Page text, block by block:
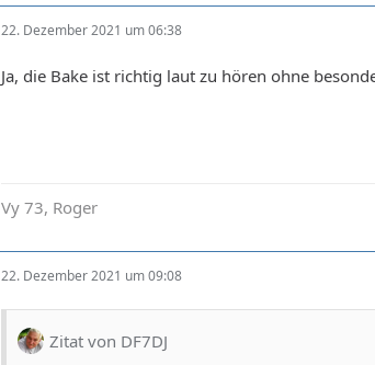
22. Dezember 2021 um 06:38
Ja, die Bake ist richtig laut zu hören ohne
Vy 73, Roger
22. Dezember 2021 um 09:08
Zitat von DF7DJ